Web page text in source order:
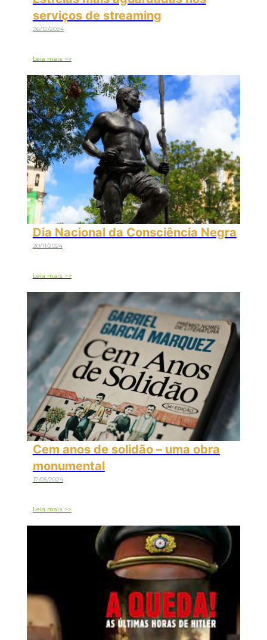
serviços de streaming
26/12/2024
Leia mais >>
Dia Nacional da Consciência Negra
20/11/2024
Leia mais >>
Cem anos de solidão – uma obra
monumental
17/05/2024
Leia mais >>